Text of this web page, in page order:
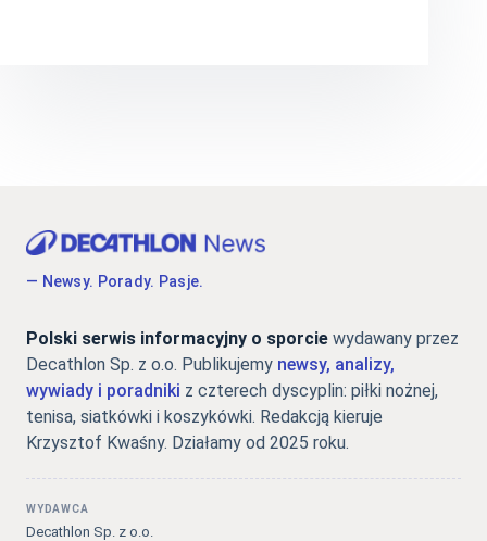
— Newsy. Porady. Pasje.
Polski serwis informacyjny o sporcie wydawany przez
Decathlon Sp. z o.o. Publikujemy newsy, analizy,
wywiady i poradniki z czterech dyscyplin: piłki nożnej,
tenisa, siatkówki i koszykówki. Redakcją kieruje
Krzysztof Kwaśny. Działamy od 2025 roku.
WYDAWCA
Decathlon Sp. z o.o.